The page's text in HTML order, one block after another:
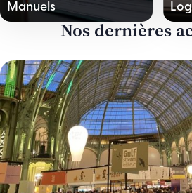
Manuels
Nos dernières